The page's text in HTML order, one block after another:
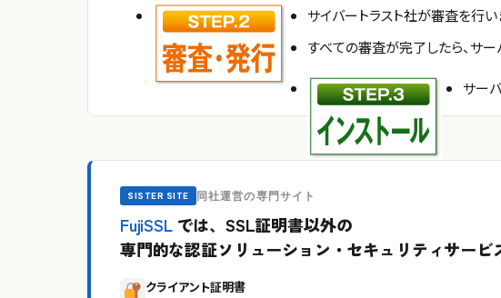
サイバートラスト社が審査を行
すべての審査が完了したら、サ
サー
SISTER SITE 同社運営の専門サイト
FujiSSLでは、SSL証明書以外の
専門的な認証ソリューション・セキュリティサービ
クライアント証明書